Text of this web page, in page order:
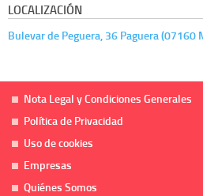
LOCALIZACIÓN
Bulevar de Peguera, 36 Paguera (07160
Nota Legal y Condiciones Generales
Política de Privacidad
Uso de cookies
Empresas
Quiénes Somos